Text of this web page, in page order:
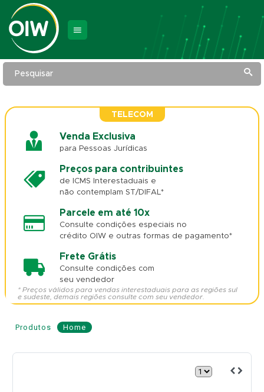
Pesquisar
TELECOM
Venda Exclusiva
para Pessoas Jurídicas
Preços para contribuintes
de ICMS Interestaduais e
não contemplam ST/DIFAL*
Parcele em até 10x
Consulte condições especiais no
crédito OIW e outras formas de pagamento*
Frete Grátis
Consulte condições com
seu vendedor
* Preços válidos para vendas interestaduais para as regiões sul
e sudeste, demais regiões consulte com seu vendedor.
Home
Produtos
Cabo